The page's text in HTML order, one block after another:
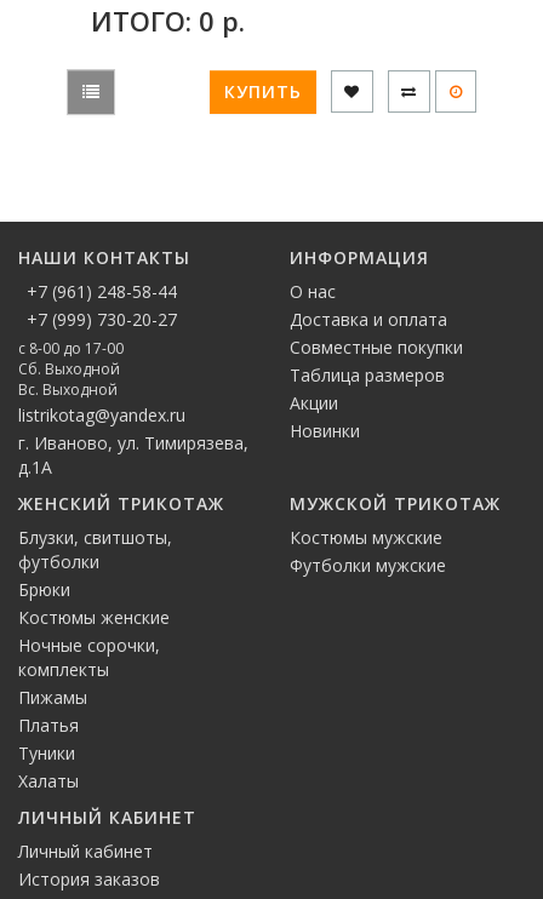
ИТОГО: 0 р.
КУПИТЬ
НАШИ КОНТАКТЫ
+7 (961) 248-58-44
+7 (999) 730-20-27
с 8-00 до 17-00
Сб. Выходной
Вс. Выходной
listrikotag@yandex.ru
г. Иваново, ул. Тимирязева,
д.1А
ИНФОРМАЦИЯ
О нас
Доставка и оплата
Совместные покупки
Таблица размеров
Акции
Новинки
ЖЕНСКИЙ ТРИКОТАЖ
Блузки, свитшоты,
футболки
Брюки
Костюмы женские
Ночные сорочки,
комплекты
Пижамы
Платья
Туники
Халаты
МУЖСКОЙ ТРИКОТАЖ
Костюмы мужские
Футболки мужские
ЛИЧНЫЙ КАБИНЕТ
Личный кабинет
История заказов